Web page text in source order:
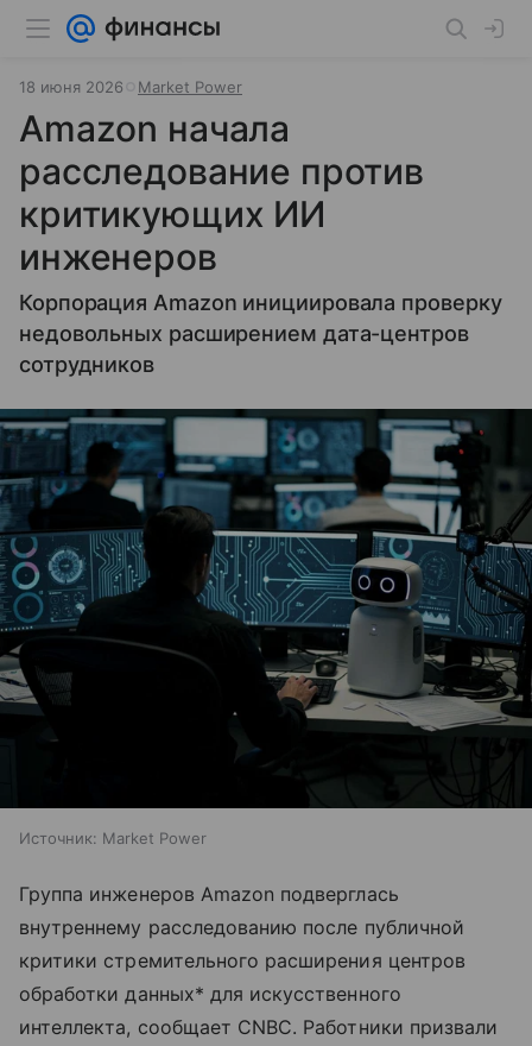
18 июня 2026 Market Power
Amazon начала
расследование против
критикующих ИИ
инженеров
Корпорация Amazon инициировала проверку
недовольных расширением дата-центров
сотрудников
Источник: Market Power
Группа инженеров Amazon подверглась
внутреннему расследованию после публичной
критики стремительного расширения центров
обработки данных* для искусственного
интеллекта, сообщает CNBC. Работники призвали